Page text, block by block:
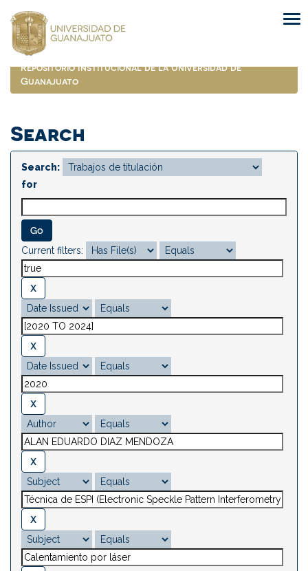
navigation
Repositorio Institucional de la Universidad de
Guanajuato
Search
Search:
for
Current filters: